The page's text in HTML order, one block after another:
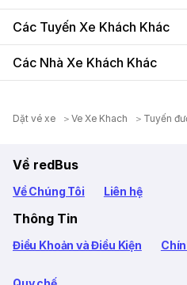
Các Tuyến Xe Khách Khác
Các Nhà Xe Khách Khác
Dặt vé xe Ve Xe Khach Tuyến
Về redBus
Về Chúng Tôi Liên hệ
Thông Tin
Điều Khoản và Điều Kiện